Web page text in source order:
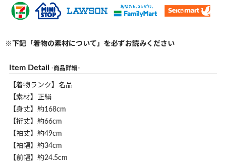
※下記「着物の素材について」を必ずお読みください
Item Detail -商品詳細-
【着物ランク】名品
【素材】正絹
【身丈】約168cm
【裄丈】約66cm
【袖丈】約49cm
【袖幅】約34cm
【前幅】約24.5cm